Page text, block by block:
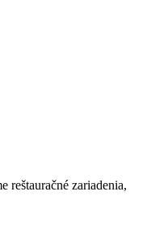
reštauračné zariadenia,